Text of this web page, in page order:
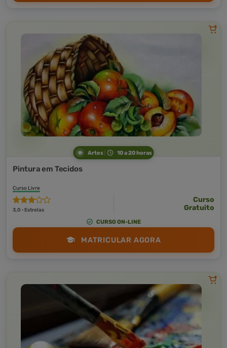
Artes 10 a 20 horas
Pintura em Tecidos
Curso Livre
3,0 · Estrelas
Curso
Gratuito
CURSO ON-LINE
MATRICULAR AGORA